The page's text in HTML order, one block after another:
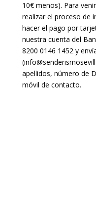
10€ menos). Para
realizar el proceso de
hacer el pago por
nuestra cuenta del
8200 0146 1452 y
apellidos, número de
móvil de contacto.